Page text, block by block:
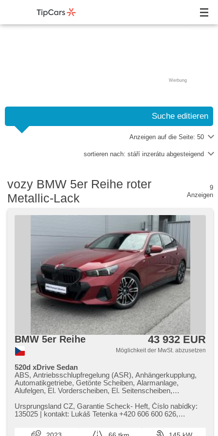
Werbung
Suche editieren
Anzeigen auf die Seite: 50
sortieren nach: stáří inzerátu abgesteigend
vozy BMW 5er Reihe roter
Metallic-Lack
9
Anzeigen
BMW 5er Reihe 43 932 EUR
Möglichkeit der MwSt. abzusetzen
520d xDrive Sedan
ABS, Antriebsschlupfregelung (ASR), Anhängerkupplung,
Automatikgetriebe, Getönte Scheiben, Alarmanlage,
Alufelgen, El. Vorderscheiben, El. Seitenscheiben,
Wegfahrsperre, Zentralverriegelung, Antrieb 4x4,
Sportfahrgestell, Elektronisches Stabilitätsprogramm (ESP),
beheizte Lenkrad, Brems-Assistent, Reifendrucksensor,
Ursprungsland CZ,​ Garantie Scheck​- Heft,​ Číslo nabídky:
135025 | kontakt: Lukáš Tetenka ​+420 606 600 626,​